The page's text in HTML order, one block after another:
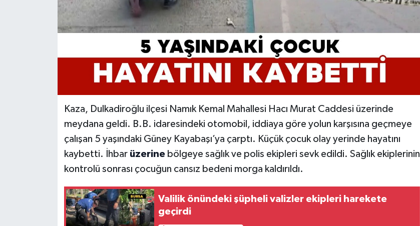
Kaza, Dulkadiroğlu ilçesi Namık Kemal Mahallesi Hacı Murat Caddesi üzerinde
meydana geldi. B.B. idaresindeki otomobil, iddiaya göre yolun karşısına geçmeye
çalışan 5 yaşındaki Güney Kayabaşı’ya çarptı. Küçük çocuk olay yerinde hayatını
kaybetti. İhbar üzerinebölgeye sağlık ve polis ekipleri sevk edildi. Sağlık ekiplerinin
kontrolü sonrası çocuğun cansız bedeni morga kaldırıldı.
Valilik önündeki şüpheli valizler ekipleri harekete
geçirdi